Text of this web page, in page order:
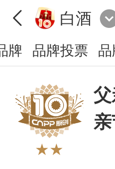
白酒
牌 品牌投票
★★